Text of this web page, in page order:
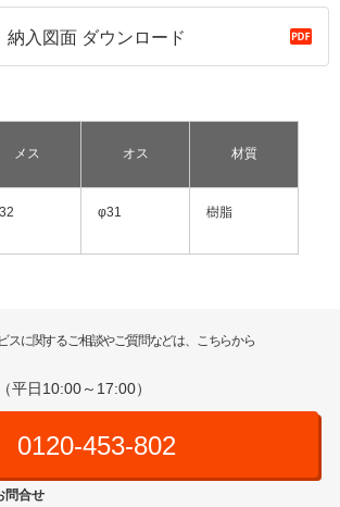
納入図面 ダウンロード
メス オス 材質
φ31 樹脂
スに関するご相談やご質問などは、こちらから
平日10:00～17:00）
0120-453-802
問合せ